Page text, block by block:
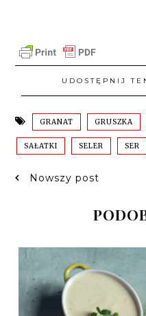
UDOSTĘPNIJ
GRANAT GRUSZKA
SAŁATKI SELER SER
Nowszy post